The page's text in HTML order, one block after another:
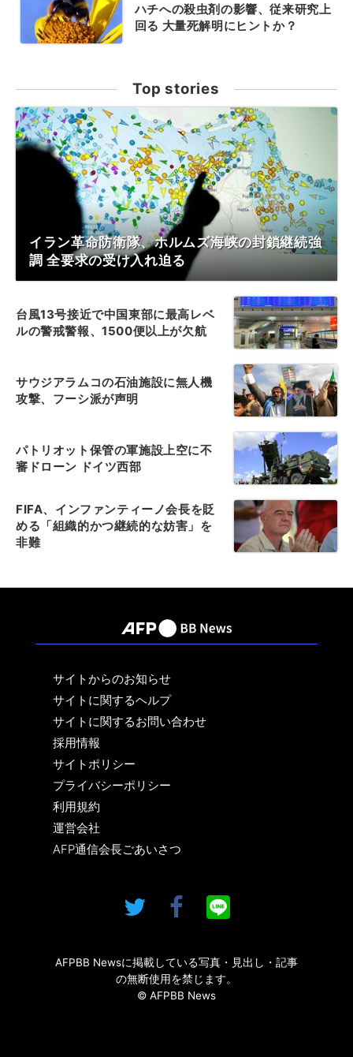
ハチへの殺虫剤の影響、従来研究上
回る 大量死解明にヒントか？
Top stories
イラン革命防衛隊、ホルムズ海峡の封鎖継続強
調 全要求の受け入れ迫る
台風13号接近で中国東部に最高レベ
ルの警戒警報、1500便以上が欠航
サウジアラムコの石油施設に無人機
攻撃、フーシ派が声明
パトリオット保管の軍施設上空に不
審ドローン ドイツ西部
FIFA、インファンティーノ会長を貶
める「組織的かつ継続的な妨害」を
非難
サイトからのお知らせ
サイトに関するヘルプ
サイトに関するお問い合わせ
採用情報
サイトポリシー
プライバシーポリシー
利用規約
運営会社
AFP通信会長ごあいさつ
AFPBB Newsに掲載している写真・見出し・記事
の無断使用を禁じます。
© AFPBB News